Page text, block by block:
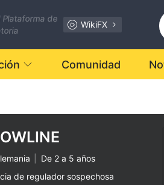
Plataforma de
WikiFX
Comunidad
De 2 a 5 años
de regulador sospechosa